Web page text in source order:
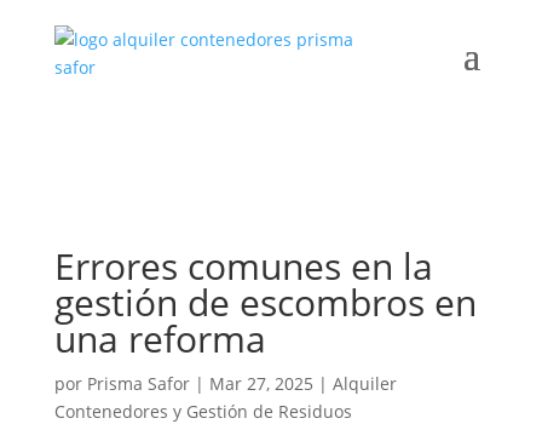
Errores comunes en la
gestión de escombros en
una reforma
por Prisma Safor| Mar 27, 2025 | Alquiler
Contenedores y Gestión de Residuos